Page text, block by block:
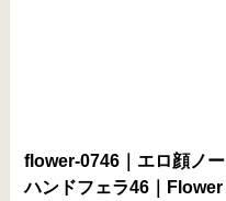
flower-0746｜エロ顔ノー
ハンドフェラ46｜Flower